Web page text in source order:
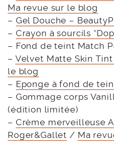
Ma revue sur le blog
– Gel Douche –
– Crayon à sourcils
– Fond de teint Match
– Velvet Matte Skin Tint
le blog
– Eponge à fond de
– Gommage corps
(édition limitée)
– Crème merveilleuse
Roger&Gallet / Ma